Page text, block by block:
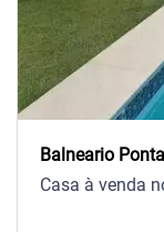
Balneario
Casa à venda